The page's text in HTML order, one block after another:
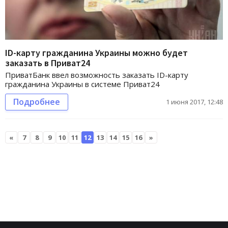
ID-карту гражданина Украины можно будет
заказать в Приват24
ПриватБанк ввел возможность заказать ID-карту
гражданина Украины в системе Приват24
Подробнее 1 июня 2017, 12:48
« 7 8 9 10 11 12 13 14 15 16 »